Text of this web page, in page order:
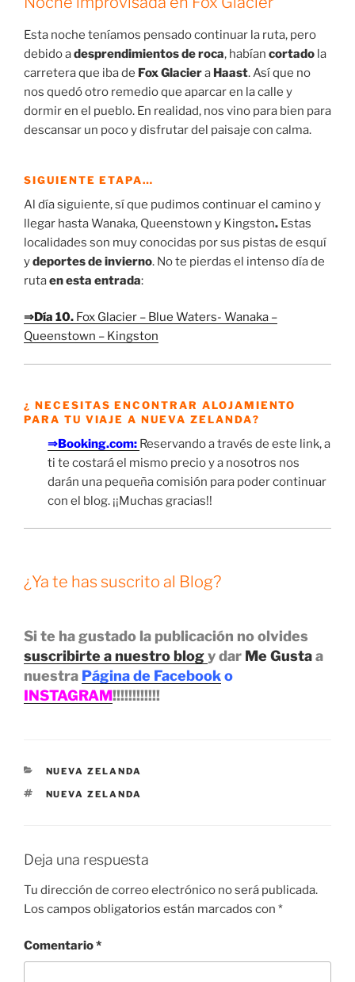
Esta noche teníamos pensado continuar la ruta, pero
debido adesprendimientos de roca, habían cortado la
carretera que iba de Fox Glaciera Haast. Así que no
nos quedó otro remedio que aparcar en la calle y
dormir en el pueblo. En realidad, nos vino para bien para
descansar un poco y disfrutar del paisaje con calma.
SIGUIENTE ETAPA…
Al día siguiente, sí que pudimos continuar el camino y
llegar hasta Wanaka, Queenstown y Kingston. Estas
localidades son muy conocidas por sus pistas de esquí
ydeportes de invierno. No te pierdas el intenso día de
rutaen esta entrada:
⇒Día 10. Fox Glacier – Blue Waters- Wanaka –
Queenstown – Kingston
¿ NECESITAS ENCONTRAR ALOJAMIENTO
PARA TU VIAJE A NUEVA ZELANDA?
⇒Booking.com: Reservando a través de este link, a
ti te costará el mismo precio y a nosotros nos
darán una pequeña comisión para poder continuar
con el blog. ¡¡Muchas gracias!!
¿Ya te has suscrito al Blog?
Si te ha gustado la publicación no olvides
suscribirte a nuestro blogy dar Me Gustaa
nuestra Página de Facebooko
INSTAGRAM!!!!!!!!!!!!
CATEGORÍAS
NUEVA ZELANDA
ETIQUETAS
NUEVA ZELANDA
Deja una respuesta
Tu dirección de correo electrónico no será publicada.
Los campos obligatorios están marcados con *
Comentario*